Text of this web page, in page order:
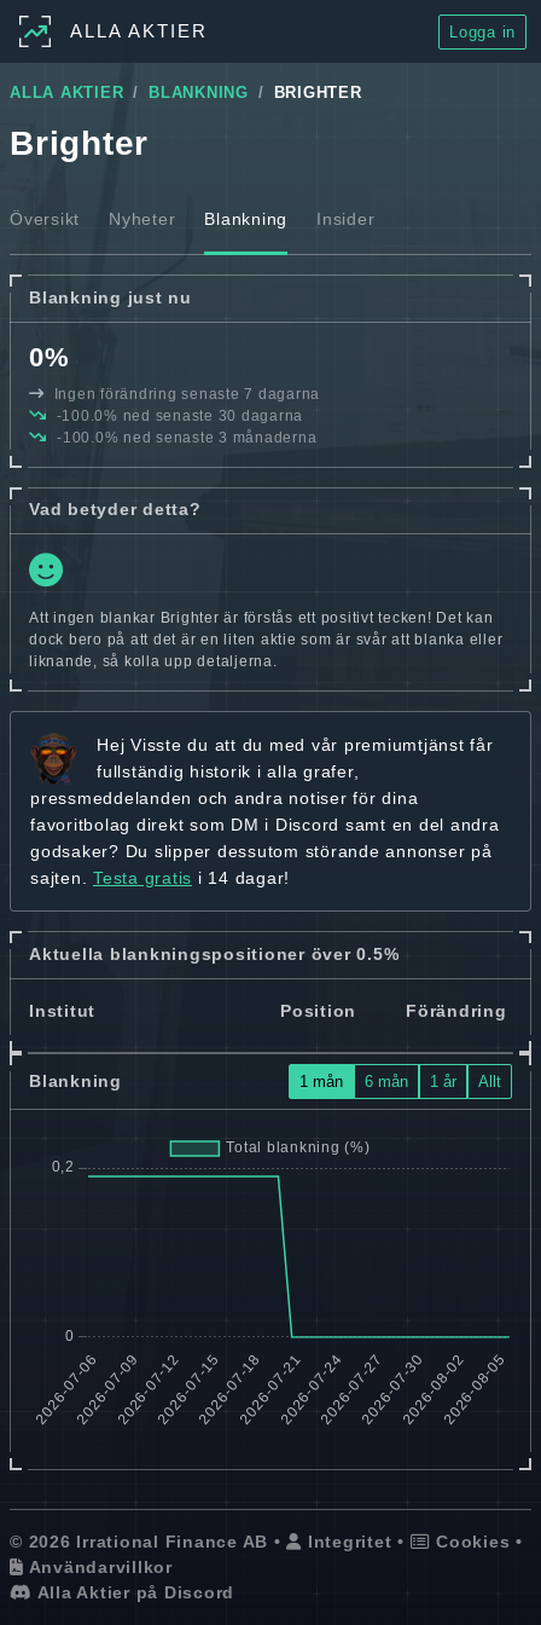
ALLA AKTIER Logga in
ALLA AKTIER BLANKNING BRIGHTER
Brighter
Översikt Nyheter Blankning Insider
Blankning just nu
0%
Ingen förändring senaste 7 dagarna
-100.0% ned senaste 30 dagarna
-100.0% ned senaste 3 månaderna
Vad betyder detta?
Att ingen blankar Brighter är förstås ett positivt tecken! Det kan
dock bero på att det är en liten aktie som är svår att blanka eller
liknande, så kolla upp detaljerna.
Hej Visste du att du med vår premiumtjänst får
fullständig historik i alla grafer,
pressmeddelanden och andra notiser för dina
favoritbolag direkt som DM i Discord samt en del andra
godsaker? Du slipper dessutom störande annonser på
sajten. Testa gratis i 14 dagar!
Aktuella blankningspositioner över 0.5%
Institut Position Förändring
Blankning 1 mån 6 mån 1 år Allt
© 2026 Irrational Finance AB • Integritet • Cookies •
Användarvillkor
Alla Aktier på Discord